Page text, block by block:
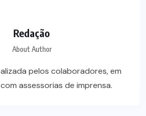
Redação
About Author
pelos colaboradores, em
assessorias de imprensa.